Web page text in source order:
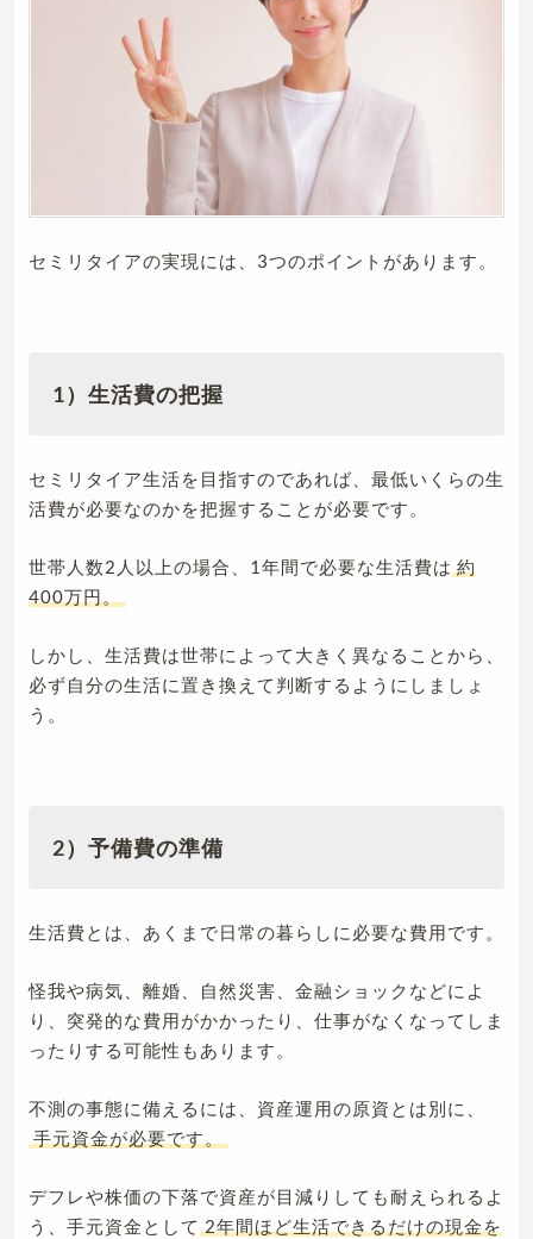
セミリタイアの実現には、3つのポイントがあります。
1）生活費の把握
セミリタイア生活を目指すのであれば、最低いくらの生
活費が必要なのかを把握することが必要です。
世帯人数2人以上の場合、1年間で必要な生活費は 約
400万円。
しかし、生活費は世帯によって大きく異なることから、
必ず自分の生活に置き換えて判断するようにしましょ
う。
2）予備費の準備
生活費とは、あくまで日常の暮らしに必要な費用です。
怪我や病気、離婚、自然災害、金融ショックなどによ
り、突発的な費用がかかったり、仕事がなくなってしま
ったりする可能性もあります。
不測の事態に備えるには、資産運用の原資とは別に、
手元資金が必要です。
デフレや株価の下落で資産が目減りしても耐えられるよ
う、手元資金として 2年間ほど生活できるだけの現金を